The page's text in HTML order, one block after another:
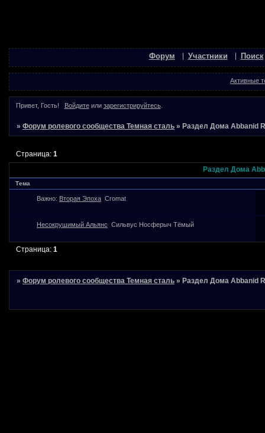
Форум Участники Поиск
Активные
Привет, Гость! Войдитеили зарегистрируйтесь.
»Форум ролевого сообщества Темная сталь »Раздел Дома Abbanid
Раздел Дома
Страница:1
Тема
Важно: Вторая Эпоха Cromat
Несокрушимый Альянс Сильвус Носферыч Тёмый
Страница:1
»Форум ролевого сообщества Темная сталь »Раздел Дома Abbanid